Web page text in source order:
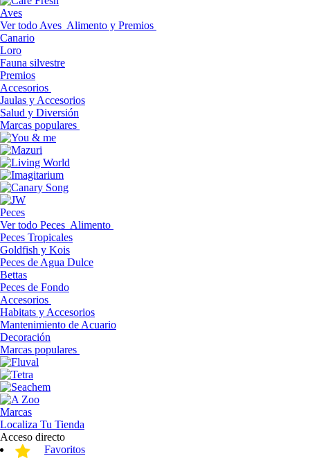
Aves
Ver todo Aves Alimento y Premios
Canario
Loro
Fauna silvestre
Premios
Accesorios
Jaulas y Accesorios
Salud y Diversión
Marcas populares
Peces
Ver todo Peces Alimento
Peces Tropicales
Goldfish y Kois
Peces de Agua Dulce
Bettas
Peces de Fondo
Accesorios
Habitats y Accesorios
Mantenimiento de Acuario
Decoración
Marcas populares
Marcas
Localiza Tu Tienda
Acceso directo
Favoritos